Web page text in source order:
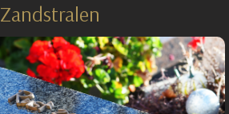
Zandstralen